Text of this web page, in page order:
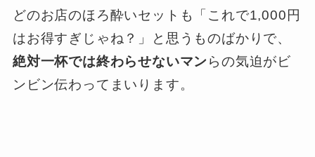
どのお店のほろ酔いセットも「これで1,000円
はお得すぎじゃね？」と思うものばかりで、
絶対一杯では終わらせないマン らの気迫がビ
ンビン伝わってまいります。